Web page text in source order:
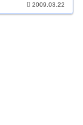
2009.03.22